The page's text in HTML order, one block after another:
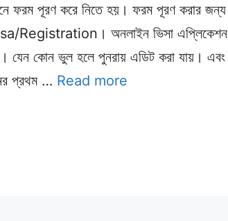
ফরম পূরণ করে নিতে হয়। ফরম পূরণ করার জন্য
অনলাইন ভিসা এপ্লিকেশন
যেন কোন ভুল হলে পুনরায় এডিট করা যায়। এবং
প্রথম … Read more